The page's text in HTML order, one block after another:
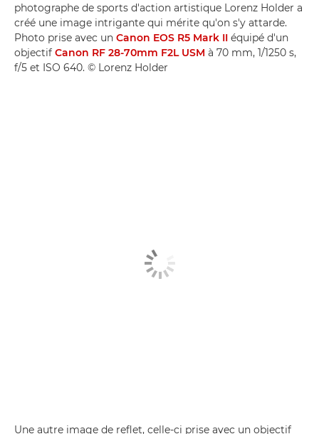
photographe de sports d'action artistique Lorenz Holder a
créé une image intrigante qui mérite qu'on s'y attarde.
Photo prise avec un Canon EOS R5 Mark II équipé d'un
objectif Canon RF 28-70mm F2L USM à 70 mm, 1/1250 s,
f/5 et ISO 640. © Lorenz Holder
Une autre image de reflet, celle-ci prise avec un objectif